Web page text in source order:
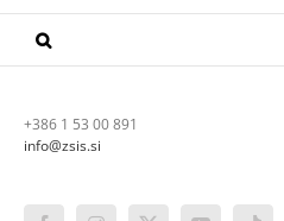
+386 1 53 00 891
info@zsis.si